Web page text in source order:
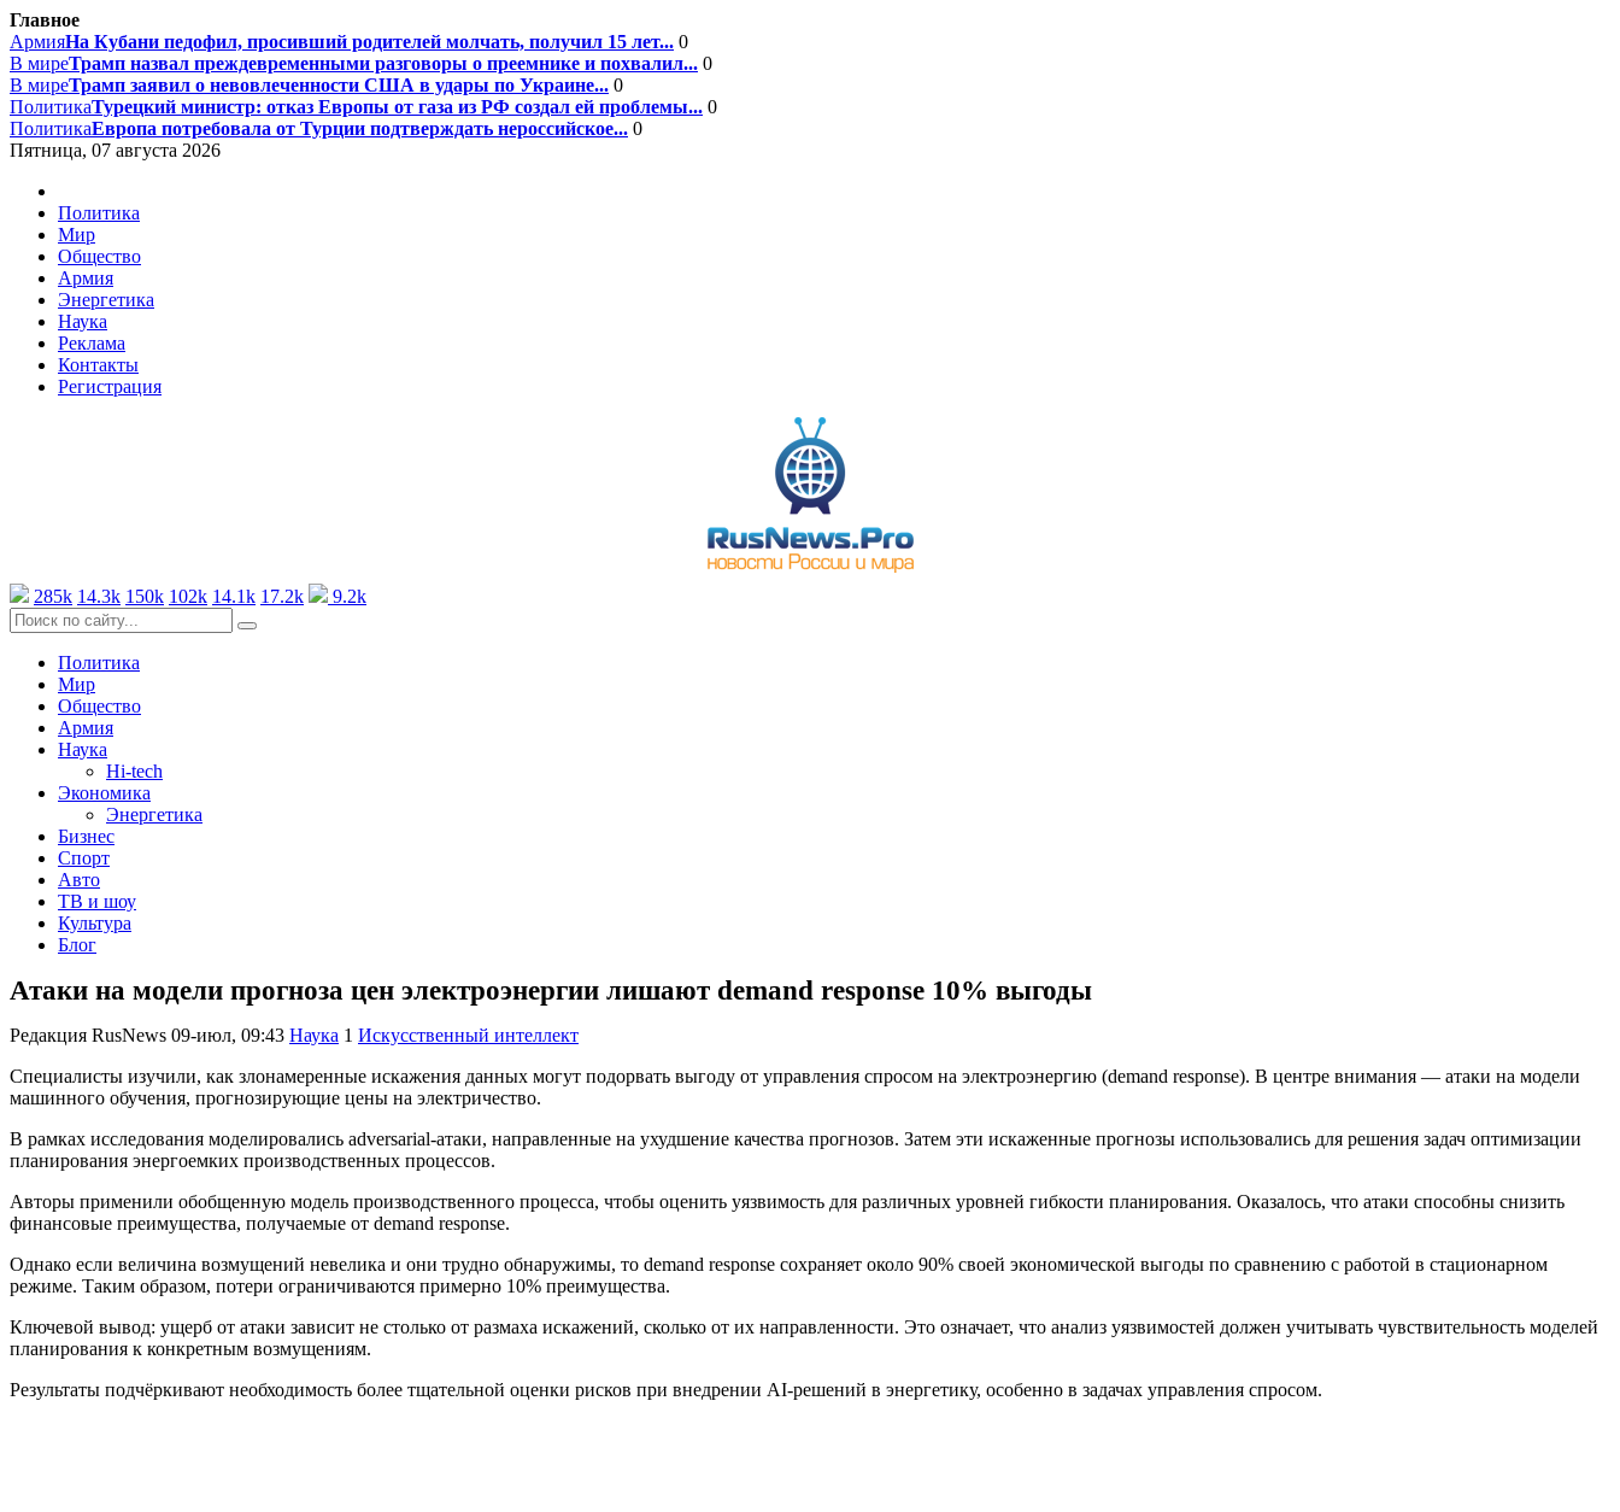
Главное
АрмияНа Кубани педофил, просивший родителей молчать, получил 15 лет... 0
В миреТрамп назвал преждевременными разговоры о преемнике и похвалил... 0
В миреТрамп заявил о невовлеченности США в удары по Украине... 0
ПолитикаТурецкий министр: отказ Европы от газа из РФ создал ей проблемы... 0
ПолитикаЕвропа потребовала от Турции подтверждать нероссийское... 0
Пятница, 07 августа 2026
Политика
Мир
Общество
Армия
Энергетика
Наука
Реклама
Контакты
Регистрация
285k 14.3k 150k 102k 14.1k 17.2k 9.2k
Политика
Мир
Общество
Армия
Наука
Hi-tech
Экономика
Энергетика
Бизнес
Спорт
Авто
ТВ и шоу
Культура
Блог
Атаки на модели прогноза цен электроэнергии лишают demand response 10% выгоды
Редакция RusNews 09-июл, 09:43 Наука 1 Искусственный интеллект
Специалисты изучили, как злонамеренные искажения данных могут подорвать выгоду от управления спросом на электроэнергию (demand response). В центре внимания — атаки на модели
машинного обучения, прогнозирующие цены на электричество.
В рамках исследования моделировались adversarial-атаки, направленные на ухудшение качества прогнозов. Затем эти искаженные прогнозы использовались для решения задач оптимизации
планирования энергоемких производственных процессов.
Авторы применили обобщенную модель производственного процесса, чтобы оценить уязвимость для различных уровней гибкости планирования. Оказалось, что атаки способны снизить
финансовые преимущества, получаемые от demand response.
Однако если величина возмущений невелика и они трудно обнаружимы, то demand response сохраняет около 90% своей экономической выгоды по сравнению с работой в стационарном
режиме. Таким образом, потери ограничиваются примерно 10% преимущества.
Ключевой вывод: ущерб от атаки зависит не столько от размаха искажений, сколько от их направленности. Это означает, что анализ уязвимостей должен учитывать чувствительность моделей
планирования к конкретным возмущениям.
Результаты подчёркивают необходимость более тщательной оценки рисков при внедрении AI-решений в энергетику, особенно в задачах управления спросом.